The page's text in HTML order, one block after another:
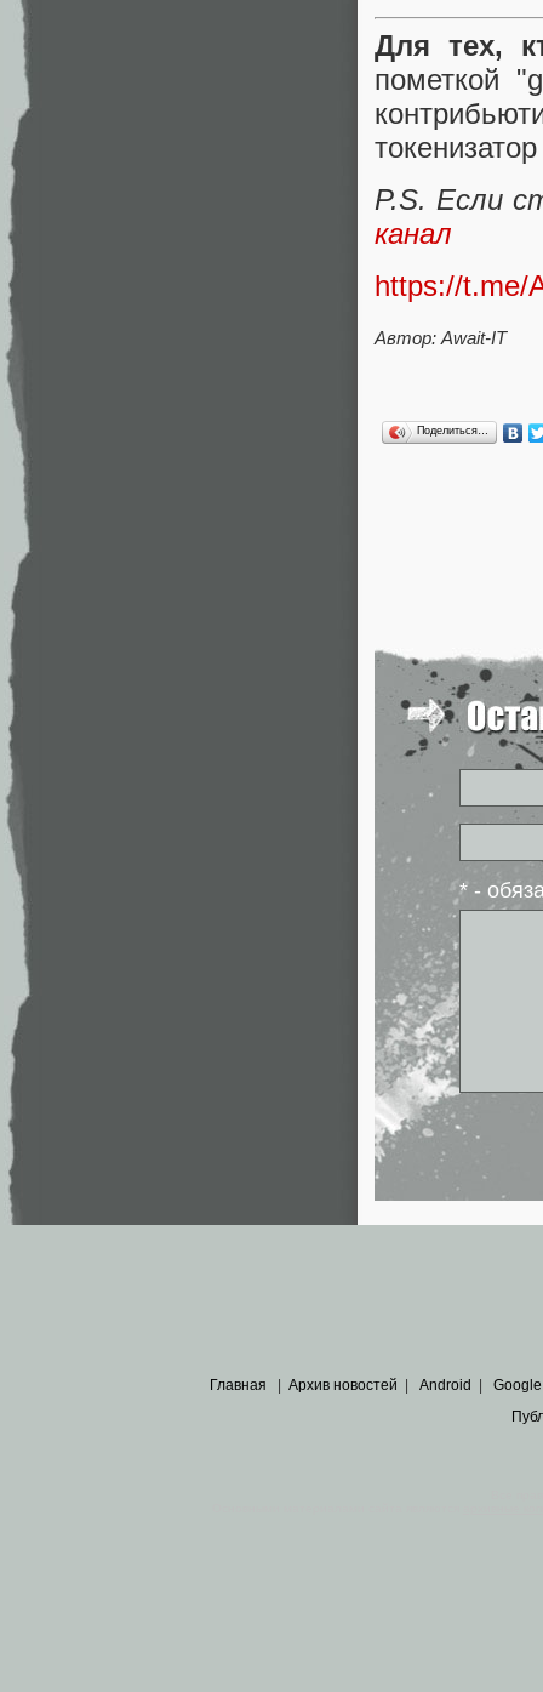
Для тех,
пометкой
P.S. Если
канал
https://t.me/
Автор: Await-IT
Поделиться…
* -
Главная Архив новостей Android Google